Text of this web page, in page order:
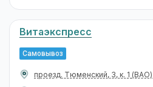
Витаэкспресс
Самовывоз
проезд. Тюменский, 3, к. 1 (ВАО)